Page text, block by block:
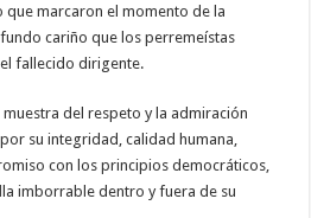
que marcaron el momento de la
cariño que los perremeístas
fallecido dirigente.
del respeto y la admiración
su integridad, calidad humana,
con los principios democráticos,
imborrable dentro y fuera de su